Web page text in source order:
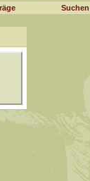
Suchen